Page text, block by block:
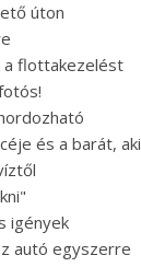
úton
a flottakezelést
és a barát, aki
igények
autó egyszerre